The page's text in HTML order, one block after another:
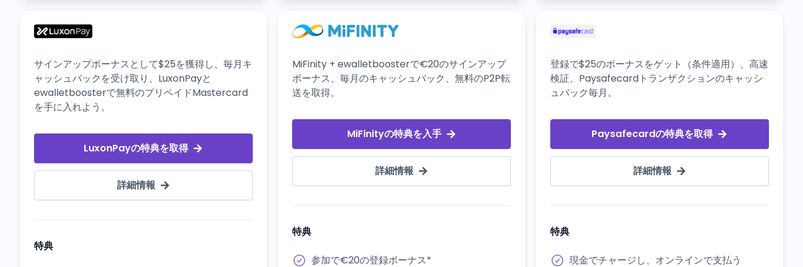
サインアップボーナスとして$25を獲得し、毎月キ
ャッシュバックを受け取り、LuxonPayと
ewalletboosterで無料のプリペイドMastercard
を手に入れよう。
LuxonPayの特典を取得
詳細情報
特典
MiFinity + ewalletboosterで€20のサインアップ
ボーナス、毎月のキャッシュバック、無料のP2P転
送を取得。
MiFinityの特典を入手
詳細情報
特典
参加で€20の登録ボーナス*
登録で$25のボーナスをゲット（条件適用）、高速
検証、Paysafecardトランザクションのキャッシ
ュバック毎月。
Paysafecardの特典を取得
詳細情報
特典
現金でチャージし、オンラインで支払う